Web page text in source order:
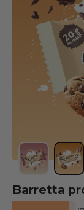
Caricare
Barretta